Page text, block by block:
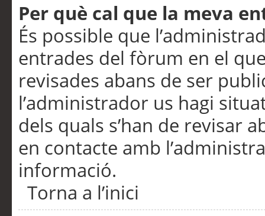
Per què cal que la meva
És possible que
entrades del fòrum en el
revisades abans de ser
l’administrador us hagi
dels quals s’han de revisar
en contacte amb
informació.
Torna a l’inici